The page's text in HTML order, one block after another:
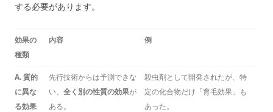
する必要があります。
効果の
種類
内容 例
A. 質的
に異な
る効果
先行技術からは予測できな
い、 全く別の性質の効果が
ある。
殺虫剤として開発されたが、特
定の化合物だけ「育毛効果」も
あった。